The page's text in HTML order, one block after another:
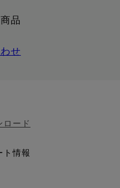
品
せ
ロード
ト情報